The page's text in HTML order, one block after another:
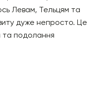
Левам, Тельцям та
дуже непросто. Це
та подолання